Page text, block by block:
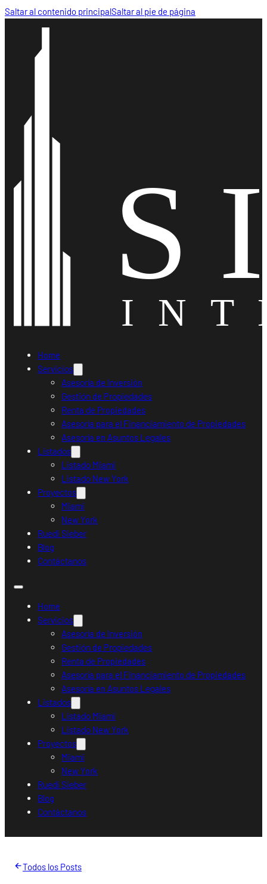
Saltar al contenido principalSaltar al pie de página
Home
Servicios
Asesoría de Inversión
Gestión de Propiedades
Renta de Propiedades
Asesoría para el Financiamiento de Propiedades
Asesoría en Asuntos Legales
Listados
Listado Miami
Listado New York
Proyectos
Miami
New York
Ruedi Sieber
Blog
Contáctanos
Home
Servicios
Asesoría de Inversión
Gestión de Propiedades
Renta de Propiedades
Asesoría para el Financiamiento de Propiedades
Asesoría en Asuntos Legales
Listados
Listado Miami
Listado New York
Proyectos
Miami
New York
Ruedi Sieber
Blog
Contáctanos
Todos los Posts